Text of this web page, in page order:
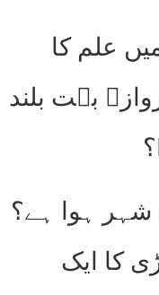
علم کا
بہت بلند
شہر ہوا ہے؟
کا ایک